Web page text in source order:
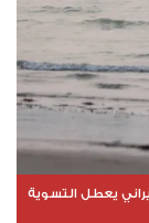
يعطل التسوية